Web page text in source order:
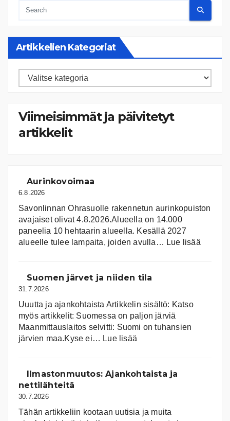
Artikkelien Kategoriat
Artikkelien
Viimeisimmät ja päivitetyt
artikkelit
Aurinkovoimaa
6.8.2026
Savonlinnan Ohrasuolle rakennetun aurinkopuiston
avajaiset olivat 4.8.2026.Alueella on 14.000
paneelia 10 hehtaarin alueella. Kesällä 2027
alueelle tulee lampaita, joiden avulla… Lue lisää:
Suomen järvet ja niiden tila
31.7.2026
Uuutta ja ajankohtaista Artikkelin sisältö: Katso
myös artikkelit: Suomessa on pal­jon jär­viä
Maanmittauslaitos selvitti: Suomi on tuhansien
järvien maa.Kyse ei… Lue lisää
ja
Ilmastonmuutos: Ajankohtaista ja
nettilähteitä
30.7.2026
Tähän artikkeliin kootaan uutisia ja muita